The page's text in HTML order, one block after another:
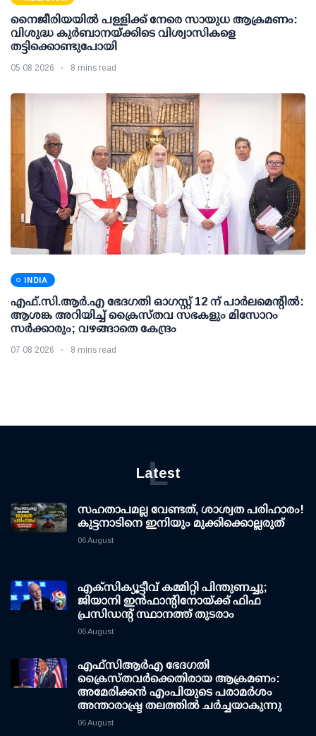
നൈജീരിയയിൽ പള്ളിക്ക് നേരെ സായുധ ആക്രമണം:
വിശുദ്ധ കുർബാനയ്ക്കിടെ വിശ്വാസികളെ
തട്ടിക്കൊണ്ടുപോയി
05 08 2026 8 mins read
INDIA
എഫ്.സി.ആര്‍.എ ഭേദഗതി ഓഗസ്റ്റ് 12 ന് പാര്‍ലമെന്റില്‍:
ആശങ്ക അറിയിച്ച് ക്രൈസ്തവ സഭകളും മിസോറം
സര്‍ക്കാരും; വഴങ്ങാതെ കേന്ദ്രം
07 08 2026 8 mins read
Latest
L
സഹതാപമല്ല വേണ്ടത്, ശാശ്വത പരിഹാരം!
കുട്ടനാടിനെ ഇനിയും മുക്കിക്കൊല്ലരുത്
06 August
എക്സിക്യൂട്ടീവ് കമ്മിറ്റി പിന്തുണച്ചു;
ജിയാനി ഇന്‍ഫാന്റിനോയ്ക്ക് ഫിഫ
പ്രസിഡന്റ് സ്ഥാനത്ത് തുടരാം
06 August
എഫ്‌സി‌ആര്‍‌എ ഭേദഗതി
ക്രൈസ്തവർക്കെതിരായ ആക്രമണം:
അമേരിക്കൻ എംപിയുടെ പരാമർശം
അന്താരാഷ്ട്ര തലത്തിൽ ചർച്ചയാകുന്നു
06 August